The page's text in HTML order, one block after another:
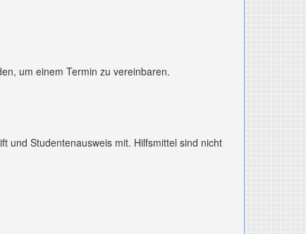
um einem Termin zu vereinbaren.
und Studentenausweis mit. Hilfsmittel sind nicht